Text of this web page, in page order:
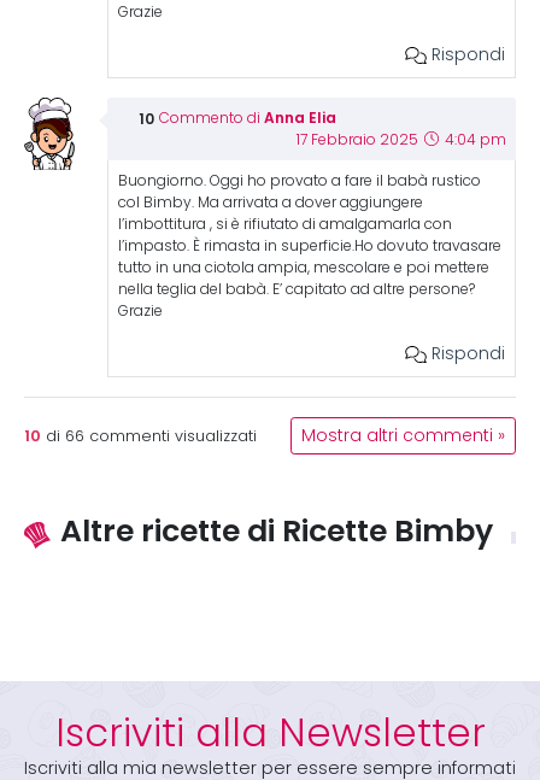
Grazie
Rispondi
Commento di Anna Elia
17 Febbraio 2025 4:04 pm
Buongiorno. Oggi ho provato a fare il babà rustico
col Bimby. Ma arrivata a dover aggiungere
l’imbottitura , si è rifiutato di amalgamarla con
l’impasto. È rimasta in superficie.Ho dovuto travasare
tutto in una ciotola ampia, mescolare e poi mettere
nella teglia del babà. E’ capitato ad altre persone?
Grazie
Rispondi
10 di 66 commenti visualizzati Mostra altri commenti »
Altre ricette di Ricette Bimby
Iscriviti alla Newsletter
Iscriviti alla mia newsletter per essere sempre informati